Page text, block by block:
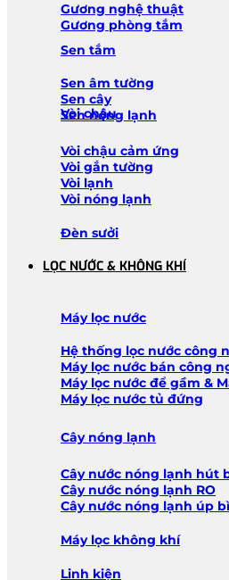
Gương nghệ thuật
Gương phòng tắm
Sen tắm
Sen âm tường
Sen cây
Sen nóng lạnh
Vòi chậu
Vòi chậu cảm ứng
Vòi gắn tường
Vòi lạnh
Vòi nóng lạnh
Đèn sưởi
LỌC NƯỚC & KHÔNG KHÍ
Máy lọc nước
Hệ thống lọc nước công
Máy lọc nước bán công
Máy lọc nước để gầm &
Máy lọc nước tủ đứng
Cây nóng lạnh
Cây nước nóng lạnh hút
Cây nước nóng lạnh RO
Cây nước nóng lạnh úp
Máy lọc không khí
Linh kiện